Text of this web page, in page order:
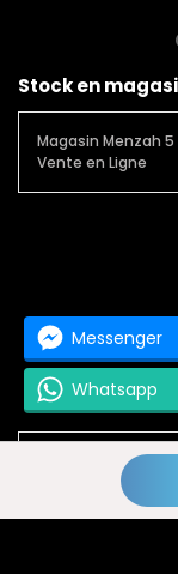
Stock en
Magasin Menzah 5
Vente en Ligne
Messenger
Whatsapp
Prévenez-